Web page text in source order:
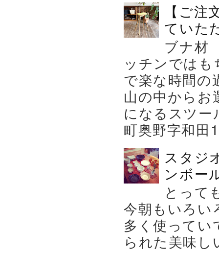
【ご
ていた
ブナ材
ッチンでは
で楽な時間の
山の中から
になるスツー
町奥野字和
スタジ
ンボー
とって
今朝もいろい
多く使ってい
られた美味